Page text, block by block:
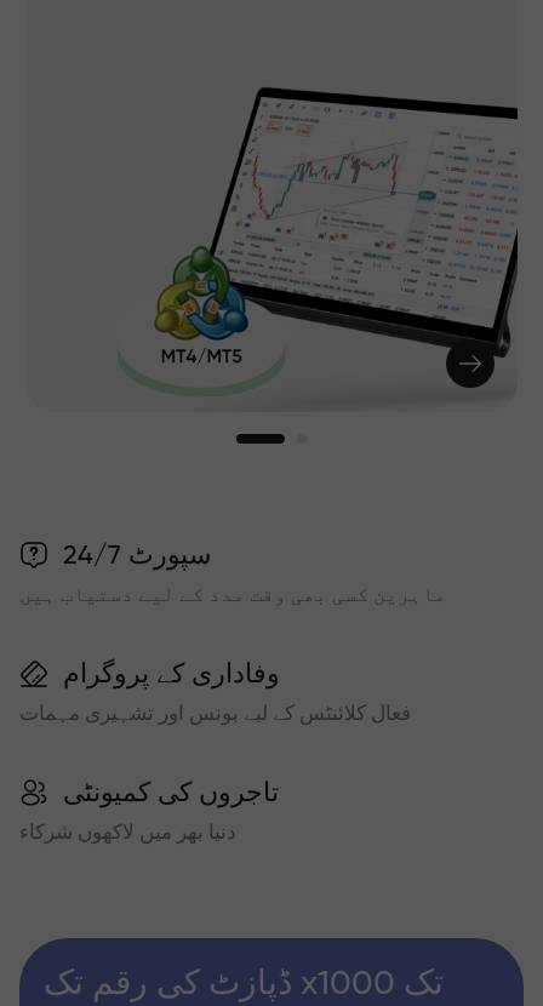
سپورٹ 24/7
ماہرین کسی بھی وقت مدد کے لیے دستیاب ہیں
وفاداری کے پروگرام
فعال کلائنٹس کے لیے بونس اور تشہیری مہمات
تاجروں کی کمیونٹی
دنیا بھر میں لاکھوں شرکاء
ڈپازٹ کی رقم تک x1000 تک